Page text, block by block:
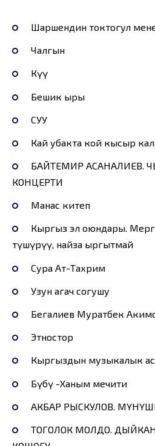
Шаршендин токтогул
Чалгын
Күү
Бешик ыры
СУУ
Кай убакта кой кысыр
БАЙТЕМИР АСАНАЛИЕВ.
КОНЦЕРТИ
Манас китеп
Кыргыз эл оюндары.
түшүрүү, найза ыргытмай
Сура Ат-Тахрим
Узун агач согушу
Бегалиев Муратбек
Этностор
Кыргыздын музыкалык
Бүбү -Ханым мечити
АКБАР РЫСКУЛОВ.
ТОГОЛОК МОЛДО.